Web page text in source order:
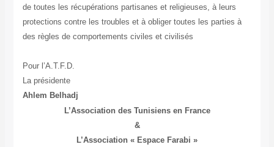
de toutes les récupérations partisanes et religieuses, à leurs
protections contre les troubles et à obliger toutes les parties à
des règles de comportements civiles et civilisés
Pour l’A.T.F.D.
La présidente
Ahlem Belhadj
L’Association des Tunisiens en France
&
L’Association « Espace Farabi »